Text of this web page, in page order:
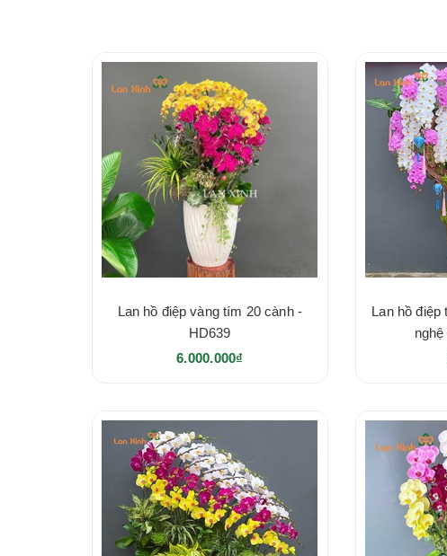
Lan hồ điệp vàng tím 20 cành -
HD639
6.000.000₫
Lan hồ điệp